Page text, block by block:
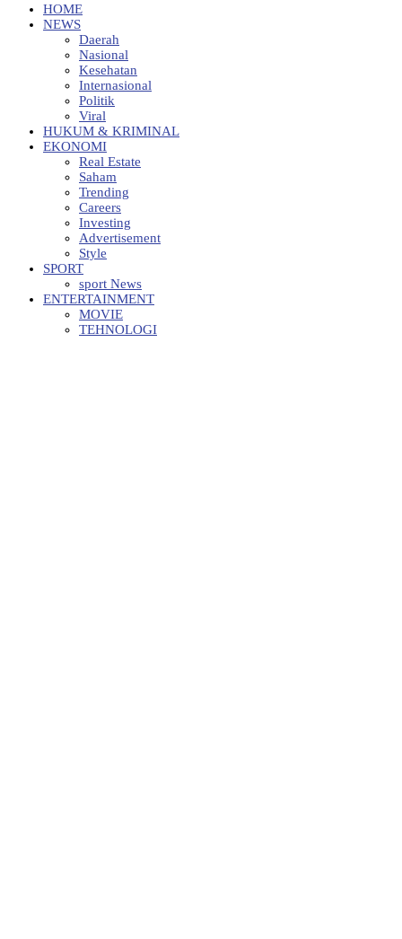
HOME
NEWS
Daerah
Nasional
Kesehatan
Internasional
Politik
Viral
HUKUM & KRIMINAL
EKONOMI
Real Estate
Saham
Trending
Careers
Investing
Advertisement
Style
SPORT
sport News
ENTERTAINMENT
MOVIE
TEHNOLOGI